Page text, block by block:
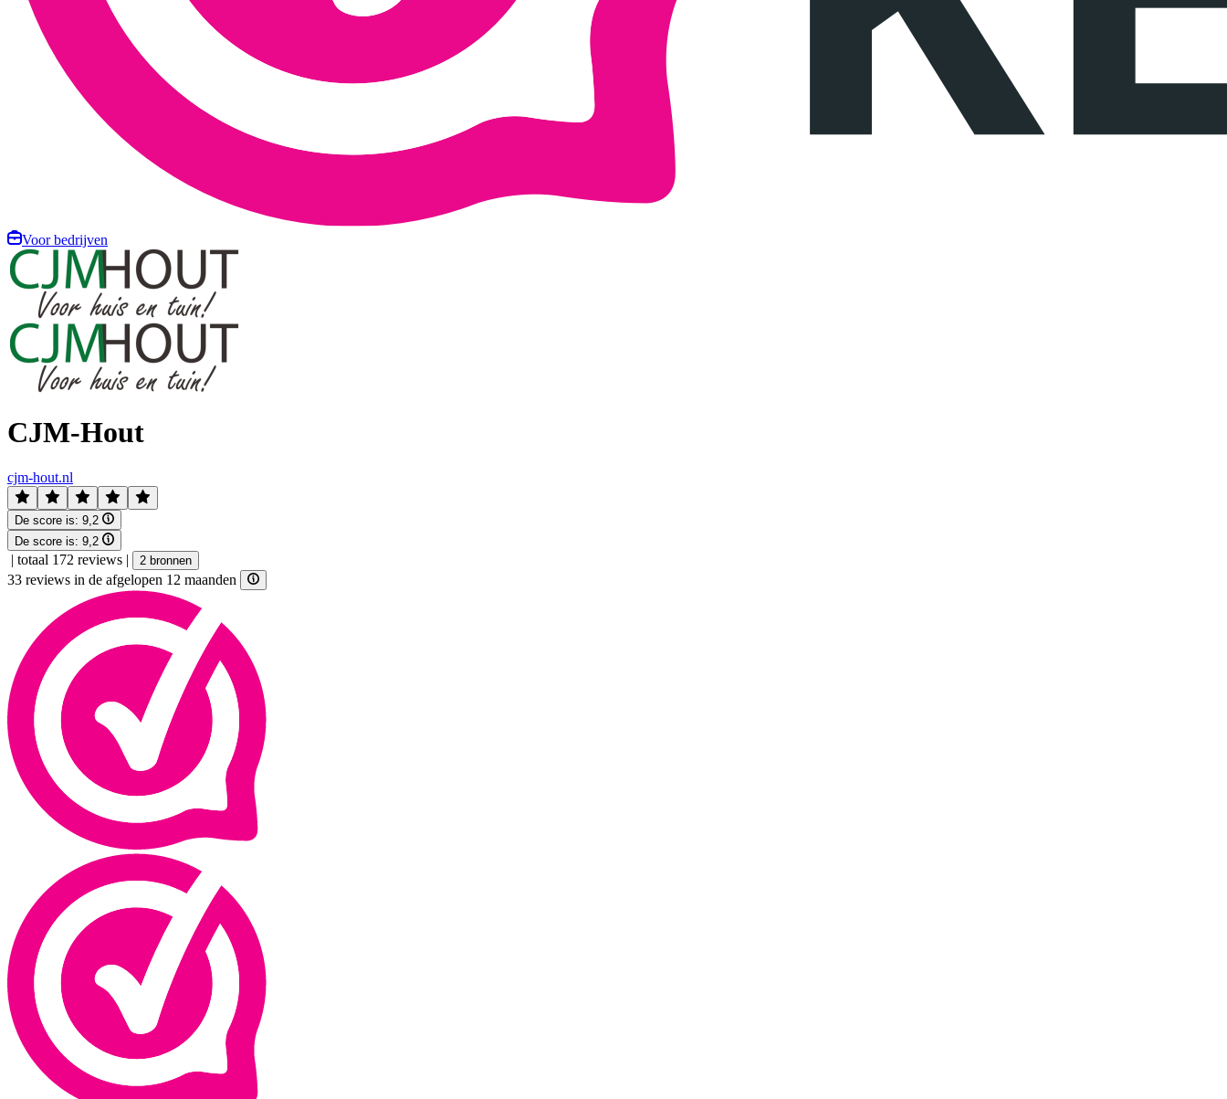
Voor bedrijven
CJM-Hout
cjm-hout.nl
De score is: 9,2
De score is: 9,2
| totaal 172 reviews | 2 bronnen
33 reviews in de afgelopen 12 maanden